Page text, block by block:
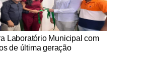
Laboratório Municipal com
de última geração